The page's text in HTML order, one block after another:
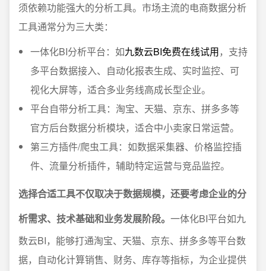
须依赖功能强大的分析工具。市场主流的电商数据分析
工具通常分为三大类：
一体化BI分析平台：如九数云BI免费在线试用，支持
多平台数据接入、自动化报表生成、实时监控、可
视化大屏等，适合多业务线高成长型企业。
平台自带分析工具：淘宝、天猫、京东、拼多多等
官方后台数据分析模块，适合中小卖家日常运营。
第三方插件/爬虫工具：如数据采集器、价格监控插
件、流量分析插件，辅助特定运营与竞品监控。
选择合适工具不仅取决于数据规模，还要考虑企业的分
析需求、技术基础和业务发展阶段。 一体化BI平台如九
数云BI，能够打通淘宝、天猫、京东、拼多多等平台数
据，自动化计算销售、财务、库存等指标，为企业提供